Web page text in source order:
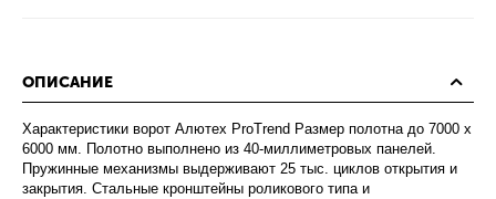
ОПИСАНИЕ
Характеристики ворот Алютех ProTrend Размер полотна до 7000 х
6000 мм. Полотно выполнено из 40-миллиметровых панелей.
Пружинные механизмы выдерживают 25 тыс. циклов открытия и
закрытия. Стальные кронштейны роликового типа и